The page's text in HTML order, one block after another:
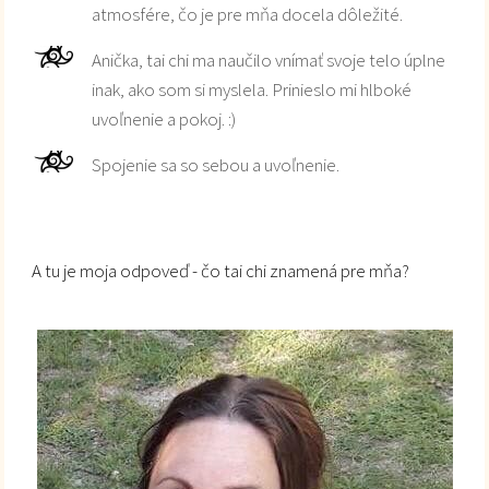
atmosfére, čo je pre mňa docela dôležité.
Anička, tai chi ma naučilo vnímať svoje telo úplne
inak, ako som si myslela. Prinieslo mi hlboké
uvoľnenie a pokoj. :)
Spojenie sa so sebou a uvoľnenie.
A tu je moja odpoveď - čo tai chi znamená pre mňa?